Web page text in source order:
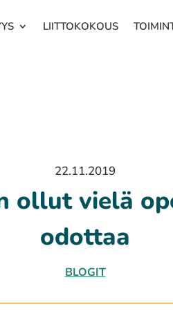
LIITTOKOKOUS
22.11.2019
vielä
odottaa
BLOGIT